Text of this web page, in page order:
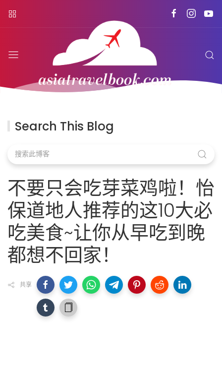
Search This Blog
不要只会吃芽菜鸡啦！怡
保道地人推荐的这10大必
吃美食~让你从早吃到晚
都想不回家！
共享